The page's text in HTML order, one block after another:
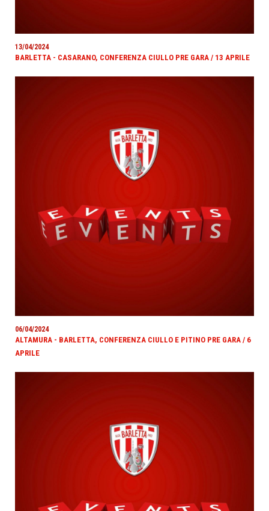
13/04/2024
BARLETTA - CASARANO, CONFERENZA CIULLO PRE GARA / 13 APRILE
06/04/2024
ALTAMURA - BARLETTA, CONFERENZA CIULLO E PITINO PRE GARA / 6
APRILE